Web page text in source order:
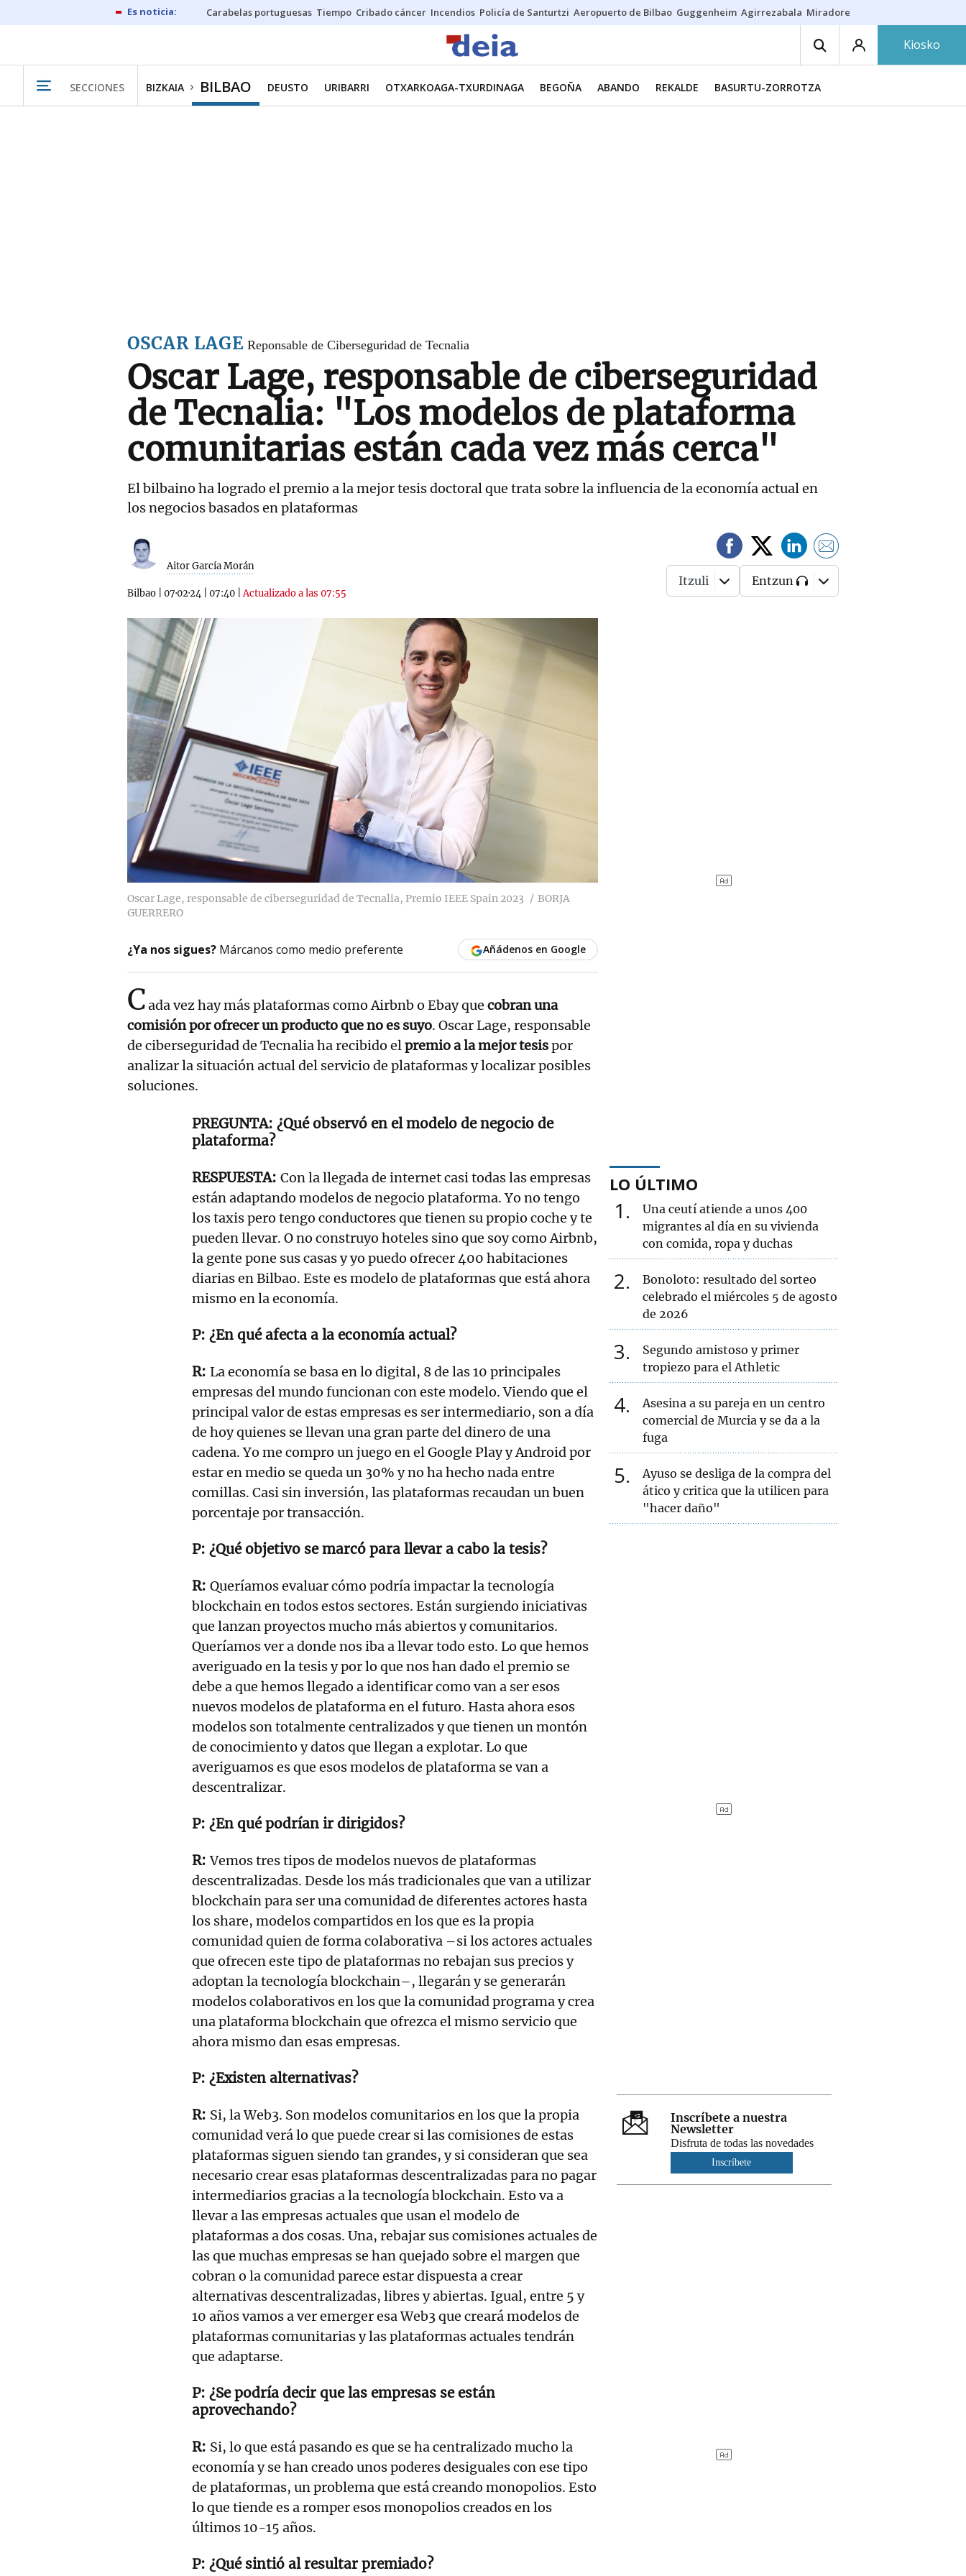
Carabelas portuguesas Tiempo Cribado cáncer Incendios Policía de Santurtzi Aeropuerto de Bilbao Guggenheim Agirrezabala Miradores en Bilbao
Kiosko
SECCIONES BIZKAIA BILBAO DEUSTO URIBARRI OTXARKOAGA-TXURDINAGA BEGOÑA ABANDO REKALDE BASURTU-ZORROTZA
OSCAR LAGE Reponsable de Ciberseguridad de Tecnalia
Oscar Lage, responsable de ciberseguridad
de Tecnalia: "Los modelos de plataforma
comunitarias están cada vez más cerca"
El bilbaino ha logrado el premio a la mejor tesis doctoral que trata sobre la influencia de la economía actual en
los negocios basados en plataformas
Aitor García Morán
Bilbao 07·02·24 07:40 |Actualizado a las 07:55
Itzuli Entzun
Oscar Lage, responsable de ciberseguridad de Tecnalia, Premio IEEE Spain 2023
BORJA
GUERRERO
¿Ya nos sigues? Márcanos como medio preferente Añádenos en Google
Cada vez hay más plataformas como Airbnb o Ebay que cobran una
comisión por ofrecer un producto que no es suyo. Oscar Lage, responsable
de ciberseguridad de Tecnalia ha recibido elpremio a la mejor tesispor
analizar la situación actual del servicio de plataformas y localizar posibles
soluciones.
¿Qué observó en el modelo de negocio de
plataforma?
Con la llegada de internet casi todas las empresas
están adaptando modelos de negocio plataforma. Yo no tengo
los taxis pero tengo conductores que tienen su propio coche y te
pueden llevar. O no construyo hoteles sino que soy como Airbnb,
la gente pone sus casas y yo puedo ofrecer 400 habitaciones
diarias en Bilbao. Este es modelo de plataformas que está ahora
mismo en la economía.
¿En qué afecta a la economía actual?
La economía se basa en lo digital, 8 de las 10 principales
empresas del mundo funcionan con este modelo. Viendo que el
principal valor de estas empresas es ser intermediario, son a día
de hoy quienes se llevan una gran parte del dinero de una
cadena. Yo me compro un juego en el Google Play y Android por
estar en medio se queda un 30% y no ha hecho nada entre
comillas. Casi sin inversión, las plataformas recaudan un buen
porcentaje por transacción.
¿Qué objetivo se marcó para llevar a cabo la tesis?
Queríamos evaluar cómo podría impactar la tecnología
blockchain en todos estos sectores. Están surgiendo iniciativas
que lanzan proyectos mucho más abiertos y comunitarios.
Queríamos ver a donde nos iba a llevar todo esto. Lo que hemos
averiguado en la tesis y por lo que nos han dado el premio se
debe a que hemos llegado a identificar como van a ser esos
nuevos modelos de plataforma en el futuro. Hasta ahora esos
modelos son totalmente centralizados y que tienen un montón
de conocimiento y datos que llegan a explotar. Lo que
averiguamos es que esos modelos de plataforma se van a
descentralizar.
¿En qué podrían ir dirigidos?
Vemos tres tipos de modelos nuevos de plataformas
descentralizadas. Desde los más tradicionales que van a utilizar
blockchain para ser una comunidad de diferentes actores hasta
los share, modelos compartidos en los que es la propia
comunidad quien de forma colaborativa –si los actores actuales
que ofrecen este tipo de plataformas no rebajan sus precios y
adoptan la tecnología blockchain–, llegarán y se generarán
modelos colaborativos en los que la comunidad programa y crea
una plataforma blockchain que ofrezca el mismo servicio que
ahora mismo dan esas empresas.
¿Existen alternativas?
Si, la Web3. Son modelos comunitarios en los que la propia
comunidad verá lo que puede crear si las comisiones de estas
plataformas siguen siendo tan grandes, y si consideran que sea
necesario crear esas plataformas descentralizadas para no pagar
intermediarios gracias a la tecnología blockchain. Esto va a
llevar a las empresas actuales que usan el modelo de
plataformas a dos cosas. Una, rebajar sus comisiones actuales de
las que muchas empresas se han quejado sobre el margen que
cobran o la comunidad parece estar dispuesta a crear
alternativas descentralizadas, libres y abiertas. Igual, entre 5 y
10 años vamos a ver emerger esa Web3 que creará modelos de
plataformas comunitarias y las plataformas actuales tendrán
que adaptarse.
¿Se podría decir que las empresas se están
aprovechando?
Si, lo que está pasando es que se ha centralizado mucho la
economía y se han creado unos poderes desiguales con ese tipo
de plataformas, un problema que está creando monopolios. Esto
lo que tiende es a romper esos monopolios creados en los
últimos 10-15 años.
¿Qué sintió al resultar premiado?
LO ÚLTIMO
1
Una ceutí atiende a unos 400
migrantes al día en su vivienda
con comida, ropa y duchas
2
Bonoloto: resultado del sorteo
celebrado el miércoles 5 de agosto
de 2026
3
Segundo amistoso y primer
tropiezo para el Athletic
4
Asesina a su pareja en un centro
comercial de Murcia y se da a la
fuga
5
Ayuso se desliga de la compra del
ático y critica que la utilicen para
"hacer daño"
Inscríbete a nuestra
Newsletter
Disfruta de todas las novedades
Inscríbete